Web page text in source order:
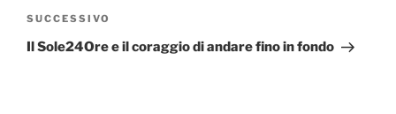
Articolo
successivo
SUCCESSIVO
Il Sole24Ore e il coraggio di andare fino in fondo